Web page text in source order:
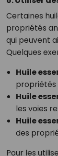
Certaines
propriétés
qui peuvent
Quelques
Huile
propriétés
Huile
les voies
Huile
des
Pour les